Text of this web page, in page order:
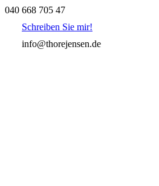
040 668 705 47
Schreiben Sie mir!
info@thorejensen.de